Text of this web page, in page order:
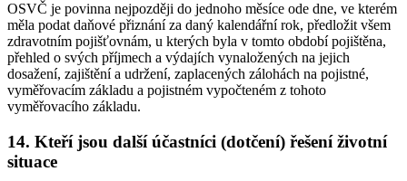
OSVČ je povinna nejpozději do jednoho měsíce ode dne, ve kterém
měla podat daňové přiznání za daný kalendářní rok, předložit všem
zdravotním pojišťovnám, u kterých byla v tomto období pojištěna,
přehled o svých příjmech a výdajích vynaložených na jejich
dosažení, zajištění a udržení, zaplacených zálohách na pojistné,
vyměřovacím základu a pojistném vypočteném z tohoto
vyměřovacího základu.
14. Kteří jsou další účastníci (dotčení) řešení životní
situace